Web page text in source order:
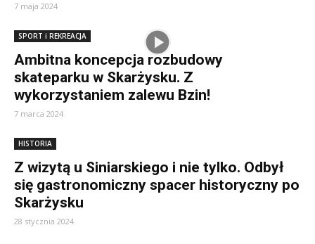
7 maja 2024
SPORT i REKREACJA
Ambitna koncepcja rozbudowy
skateparku w Skarżysku. Z
wykorzystaniem zalewu Bzin!
7 marca 2024
HISTORIA
Z wizytą u Siniarskiego i nie tylko. Odbył
się gastronomiczny spacer historyczny po
Skarżysku
28 stycznia 2024